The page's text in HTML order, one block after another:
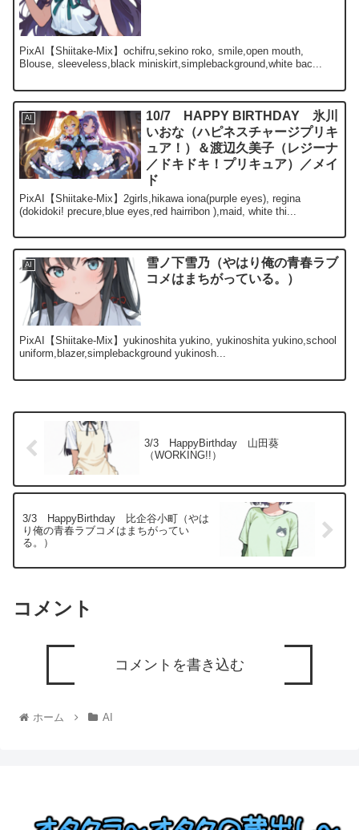
PixAI【Shiitake-Mix】ochifru,sekino roko, smile,open mouth,
Blouse, sleeveless,black miniskirt,simplebackground,white bac...
AI
10/7 HAPPY BIRTHDAY 氷川
いおな（ハピネスチャージプリキ
ュア！）＆渡辺久美子（レジーナ
／ドキドキ！プリキュア）／メイ
ド
PixAI【Shiitake-Mix】2girls,hikawa iona(purple eyes), regina
(dokidoki! precure,blue eyes,red hairribon ),maid, white thi...
AI
雪ノ下雪乃（やはり俺の青春ラブ
コメはまちがっている。）
PixAI【Shiitake-Mix】yukinoshita yukino, yukinoshita yukino,school
uniform,blazer,simplebackground yukinosh...
3/3 HappyBirthday 山田葵
（WORKING!!）
3/3 HappyBirthday 比企谷小町（やは
り俺の青春ラブコメはまちがってい
る。）
コメント
コメントを書き込む
ホーム AI